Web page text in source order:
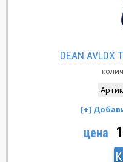
DEAN
цена